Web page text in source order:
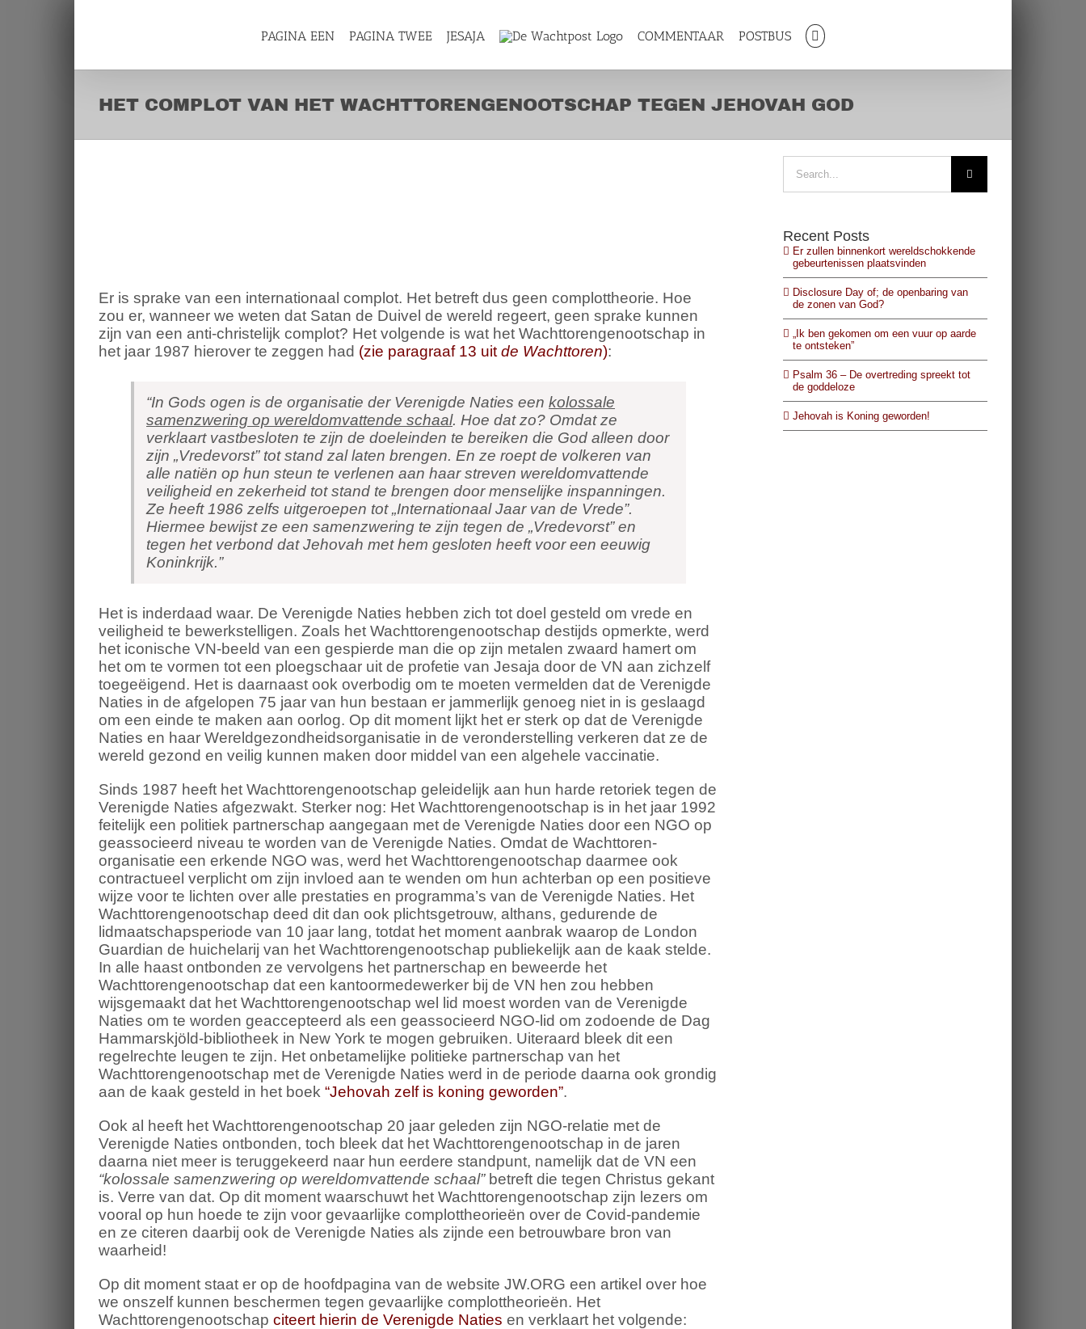
PAGINA EEN PAGINA TWEE JESAJA COMMENTAAR POSTBUS
HET COMPLOT VAN HET WACHTTORENGENOOTSCHAP TEGEN JEHOVAH GOD
Image
Er is sprake van een internationaal complot. Het betreft dus geen complottheorie. Hoe
zou er, wanneer we weten dat Satan de Duivel de wereld regeert, geen sprake kunnen
zijn van een anti-christelijk complot? Het volgende is wat het Wachttorengenootschap in
het jaar 1987 hierover te zeggen had (zie paragraaf 13 uit de Wachttoren):
“In Gods ogen is de organisatie der Verenigde Naties een kolossale
samenzwering op wereldomvattende schaal. Hoe dat zo? Omdat ze
verklaart vastbesloten te zijn de doeleinden te bereiken die God alleen door
zijn „Vredevorst” tot stand zal laten brengen. En ze roept de volkeren van
alle natiën op hun steun te verlenen aan haar streven wereldomvattende
veiligheid en zekerheid tot stand te brengen door menselijke inspanningen.
Ze heeft 1986 zelfs uitgeroepen tot „Internationaal Jaar van de Vrede”.
Hiermee bewijst ze een samenzwering te zijn tegen de „Vredevorst” en
tegen het verbond dat Jehovah met hem gesloten heeft voor een eeuwig
Koninkrijk.”
Het is inderdaad waar. De Verenigde Naties hebben zich tot doel gesteld om vrede en
veiligheid te bewerkstelligen. Zoals het Wachttorengenootschap destijds opmerkte, werd
het iconische VN-beeld van een gespierde man die op zijn metalen zwaard hamert om
het om te vormen tot een ploegschaar uit de profetie van Jesaja door de VN aan zichzelf
toegeëigend. Het is daarnaast ook overbodig om te moeten vermelden dat de Verenigde
Naties in de afgelopen 75 jaar van hun bestaan er jammerlijk genoeg niet in is geslaagd
om een einde te maken aan oorlog. Op dit moment lijkt het er sterk op dat de Verenigde
Naties en haar Wereldgezondheidsorganisatie in de veronderstelling verkeren dat ze de
wereld gezond en veilig kunnen maken door middel van een algehele vaccinatie.
Sinds 1987 heeft het Wachttorengenootschap geleidelijk aan hun harde retoriek tegen de
Verenigde Naties afgezwakt. Sterker nog: Het Wachttorengenootschap is in het jaar 1992
feitelijk een politiek partnerschap aangegaan met de Verenigde Naties door een NGO op
geassocieerd niveau te worden van de Verenigde Naties. Omdat de Wachttoren-
organisatie een erkende NGO was, werd het Wachttorengenootschap daarmee ook
contractueel verplicht om zijn invloed aan te wenden om hun achterban op een positieve
wijze voor te lichten over alle prestaties en programma’s van de Verenigde Naties. Het
Wachttorengenootschap deed dit dan ook plichtsgetrouw, althans, gedurende de
lidmaatschapsperiode van 10 jaar lang, totdat het moment aanbrak waarop de London
Guardian de huichelarij van het Wachttorengenootschap publiekelijk aan de kaak stelde.
In alle haast ontbonden ze vervolgens het partnerschap en beweerde het
Wachttorengenootschap dat een kantoormedewerker bij de VN hen zou hebben
wijsgemaakt dat het Wachttorengenootschap wel lid moest worden van de Verenigde
Naties om te worden geaccepteerd als een geassocieerd NGO-lid om zodoende de Dag
Hammarskjöld-bibliotheek in New York te mogen gebruiken. Uiteraard bleek dit een
regelrechte leugen te zijn. Het onbetamelijke politieke partnerschap van het
Wachttorengenootschap met de Verenigde Naties werd in de periode daarna ook grondig
aan de kaak gesteld in het boek “Jehovah zelf is koning geworden”.
Ook al heeft het Wachttorengenootschap 20 jaar geleden zijn NGO-relatie met de
Verenigde Naties ontbonden, toch bleek dat het Wachttorengenootschap in de jaren
daarna niet meer is teruggekeerd naar hun eerdere standpunt, namelijk dat de VN een
“kolossale samenzwering op wereldomvattende schaal”betreft die tegen Christus gekant
is. Verre van dat. Op dit moment waarschuwt het Wachttorengenootschap zijn lezers om
vooral op hun hoede te zijn voor gevaarlijke complottheorieën over de Covid-pandemie
en ze citeren daarbij ook de Verenigde Naties als zijnde een betrouwbare bron van
waarheid!
Op dit moment staat er op de hoofdpagina van de website JW.ORG een artikel over hoe
we onszelf kunnen beschermen tegen gevaarlijke complottheorieën. Het
Wachttorengenootschap citeert hierin de Verenigde Naties en verklaart het volgende:
for:
Recent Posts
Er zullen binnenkort wereldschokkende
gebeurtenissen plaatsvinden
Disclosure Day of; de openbaring van
de zonen van God?
„Ik ben gekomen om een vuur op aarde
te ontsteken”
Psalm 36 – De overtreding spreekt tot
de goddeloze
Jehovah is Koning geworden!